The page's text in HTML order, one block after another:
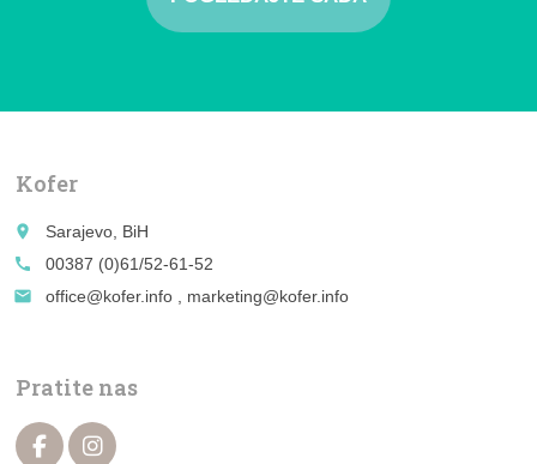
Kofer
place
Sarajevo, BiH
call
00387 (0)61/52-61-52
email
office@kofer.info , marketing@kofer.info
Pratite nas